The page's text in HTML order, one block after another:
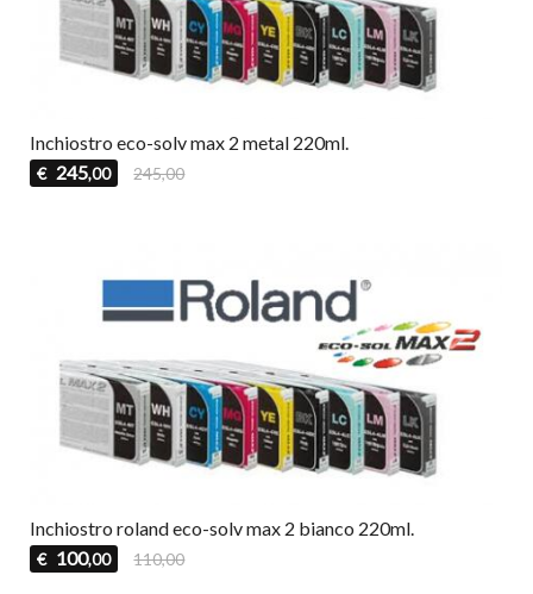
Inchiostro eco-solv max 2 metal 220ml.
€ 245,00 245,00
Inchiostro roland eco-solv max 2 bianco 220ml.
€ 100,00 110,00